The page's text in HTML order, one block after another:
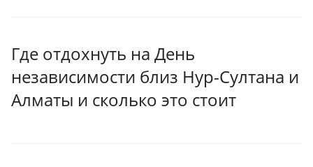
Где отдохнуть на День
независимости близ Нур-Султана и
Алматы и сколько это стоит